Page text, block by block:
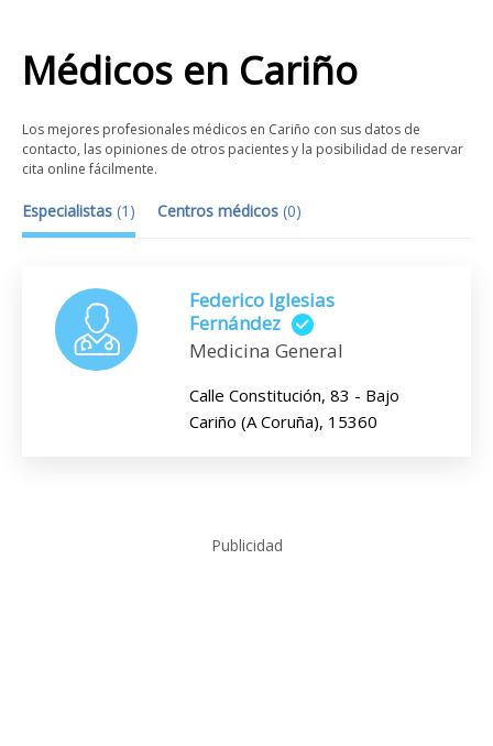
Médicos en Cariño
Los mejores profesionales médicos en Cariño con sus datos de
contacto, las opiniones de otros pacientes y la posibilidad de reservar
cita online fácilmente.
Especialistas (1 ) Centros médicos (0)
Federico Iglesias
Fernández
Medicina General
Calle Constitución, 83 - Bajo
Cariño (A Coruña), 15360
Publicidad